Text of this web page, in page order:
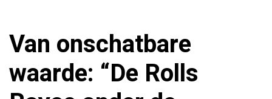
Van onschatbare
waarde: “De Rolls